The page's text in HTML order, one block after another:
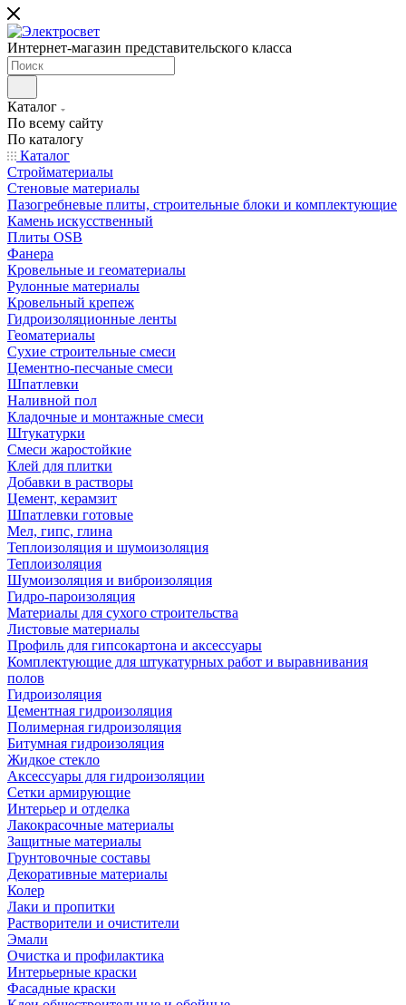
Интернет-магазин представительского класса
Каталог
По всему сайту
По каталогу
Каталог
Стройматериалы
Стеновые материалы
Пазогребневые плиты, строительные блоки и комплектующие
Камень искусственный
Плиты OSB
Фанера
Кровельные и геоматериалы
Рулонные материалы
Кровельный крепеж
Гидроизоляционные ленты
Геоматериалы
Сухие строительные смеси
Цементно-песчаные смеси
Шпатлевки
Наливной пол
Кладочные и монтажные смеси
Штукатурки
Смеси жаростойкие
Клей для плитки
Добавки в растворы
Цемент, керамзит
Шпатлевки готовые
Мел, гипс, глина
Теплоизоляция и шумоизоляция
Теплоизоляция
Шумоизоляция и виброизоляция
Гидро-пароизоляция
Материалы для сухого строительства
Листовые материалы
Профиль для гипсокартона и аксессуары
Комплектующие для штукатурных работ и выравнивания
полов
Гидроизоляция
Цементная гидроизоляция
Полимерная гидроизоляция
Битумная гидроизоляция
Жидкое стекло
Аксессуары для гидроизоляции
Сетки армирующие
Интерьер и отделка
Лакокрасочные материалы
Защитные материалы
Грунтовочные составы
Декоративные материалы
Колер
Лаки и пропитки
Растворители и очистители
Эмали
Очистка и профилактика
Интерьерные краски
Фасадные краски